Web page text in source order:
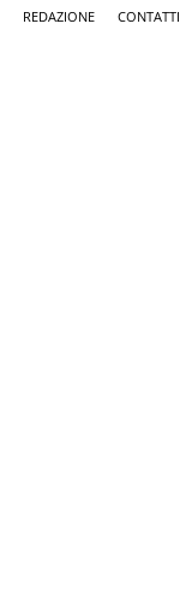
REDAZIONE CONTATTI